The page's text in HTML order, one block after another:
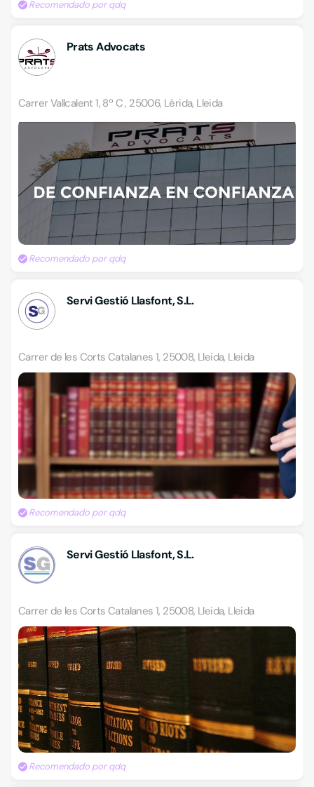
Recomendado por qdq
Prats Advocats
Carrer Vallcalent 1, 8º C , 25006, Lérida, Lleida
Recomendado por qdq
Servi Gestió Llasfont, S.L.
Carrer de les Corts Catalanes 1, 25008, Lleida, Lleida
Recomendado por qdq
Servi Gestió Llasfont, S.L.
Carrer de les Corts Catalanes 1, 25008, Lleida, Lleida
Recomendado por qdq